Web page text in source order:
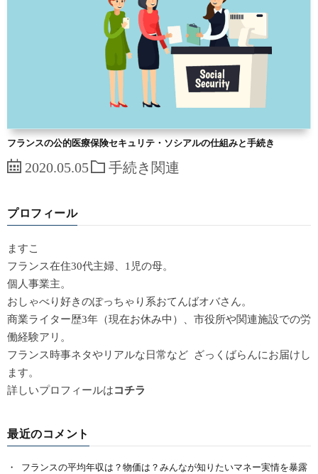
フランスの公的医療保険セキュリテ・ソシアルの仕組みと手続き
2020.05.05 手続き関連
プロフィール
ますこ
フランス在住30代主婦、1児の母。
個人事業主。
おしゃべり好きのぽっちゃり系おてんばオバさん。
商業ライター歴3年（現在お休み中）、市役所や関連施設での労
働経験アリ。
フランス時事ネタやリアルな日常など ざっくばらんにお届けし
ます。
詳しいプロフィールはコチラ
最近のコメント
フランスの平均年収は？物価は？みんなが知りたいマネー実情を暴露